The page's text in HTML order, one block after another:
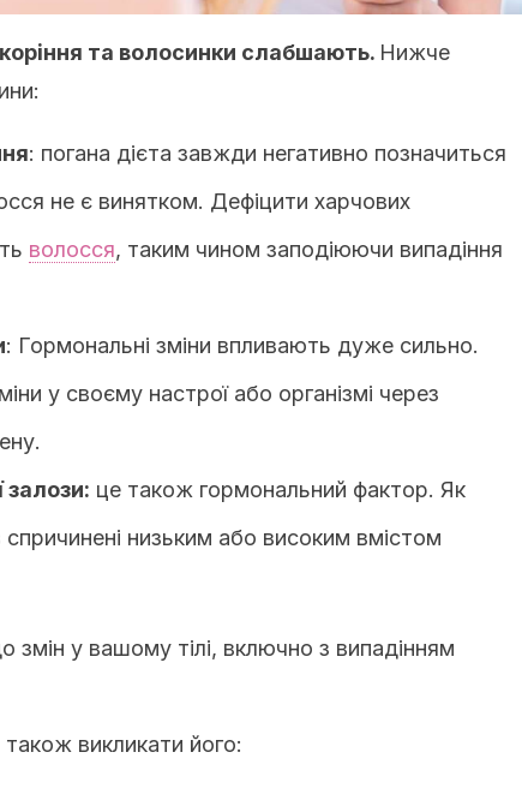
та волосинки слабшають. Нижче
: погана дієта завжди негативно позначиться
не є винятком. Дефіцити харчових
волосся, таким чином заподіюючи випадіння
: Гормональні зміни впливають дуже сильно.
у своєму настрої або організмі через
залози: це також гормональний фактор. Як
спричинені низьким або високим вмістом
змін у вашому тілі, включно з випадінням
викликати його: